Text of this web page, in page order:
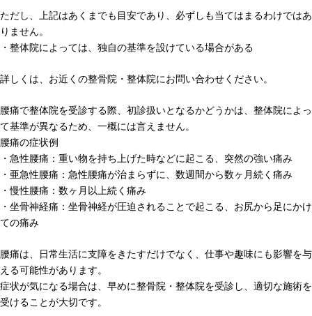
ただし、上記はあくまでも目安であり、必ずしも当てはまるわけではあ
りません。
・整体院によっては、独自の基準を設けている場合がある
詳しくは、お近くの整骨院・整体院にお問い合わせください。
腰痛で整体院を受診する際、初診扱いとなるかどうかは、整体院によっ
て基準が異なるため、一概には言えません。
腰痛の症状例
・急性腰痛：重い物を持ち上げた時などに起こる、突然の強い痛み
・亜急性腰痛：急性腰痛が治まらずに、数週間から数ヶ月続く痛み
・慢性腰痛：数ヶ月以上続く痛み
・坐骨神経痛：坐骨神経が圧迫されることで起こる、お尻から足にかけ
ての痛み
腰痛は、日常生活に支障をきたすだけでなく、仕事や趣味にも影響を与
える可能性があります。
症状が気になる場合は、早めに整骨院・整体院を受診し、適切な施術を
受けることが大切です。